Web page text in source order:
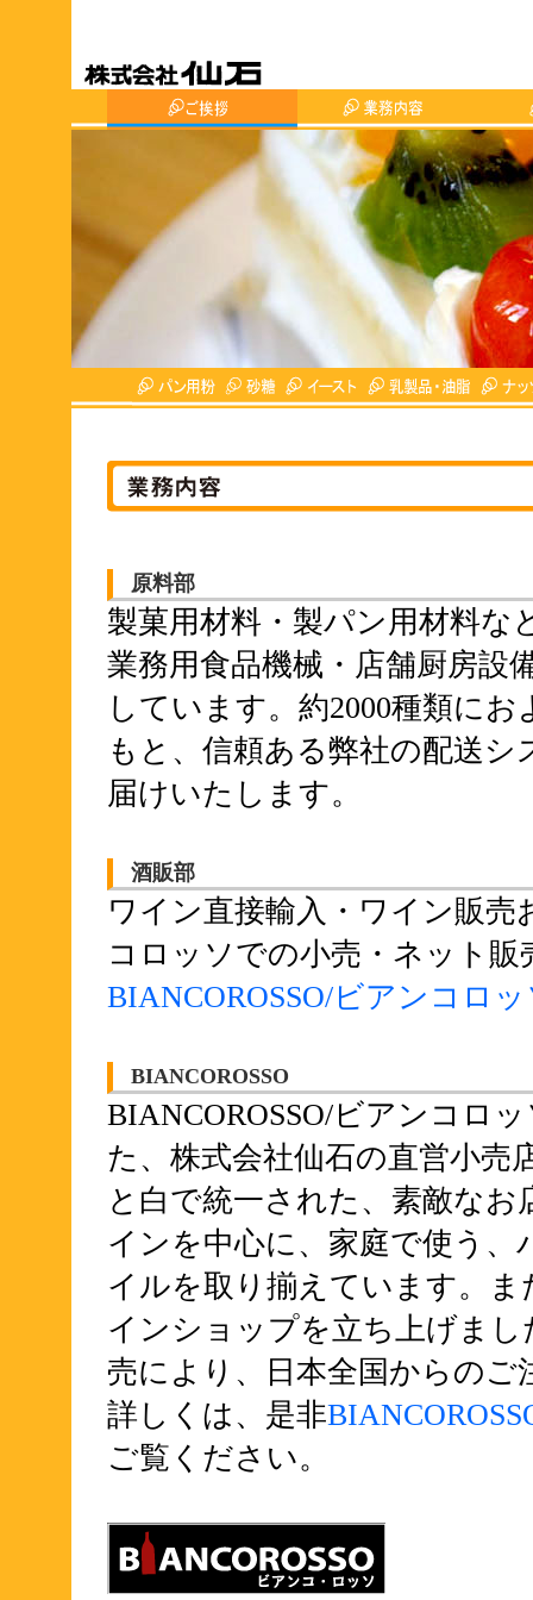
原料部
製菓用材料・製パン用材料な
業務用食品機械・店舗厨房設
しています。約2000種類に
もと、信頼ある弊社の配送
届けいたします。
酒販部
ワイン直接輸入・ワイン販売
コロッソでの小売・ネット
BIANCOROSSO/ビアンコロ
BIANCOROSSO
BIANCOROSSO/ビアンコロ
た、株式会社仙石の直営小売
と白で統一された、素敵な
インを中心に、家庭で使う
イルを取り揃えています。ま
インショップを立ち上げま
売により、日本全国からのご
詳しくは、是非
ご覧ください。